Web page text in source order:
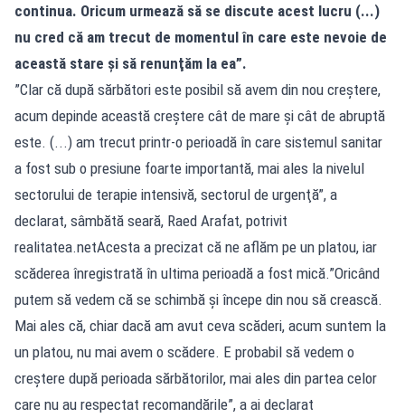
continua. Oricum urmează să se discute acest lucru (...)
nu cred că am trecut de momentul în care este nevoie de
această stare şi să renunţăm la ea”.
”Clar că după sărbători este posibil să avem din nou creştere,
acum depinde această creştere cât de mare şi cât de abruptă
este. (...) am trecut printr-o perioadă în care sistemul sanitar
a fost sub o presiune foarte importantă, mai ales la nivelul
sectorului de terapie intensivă, sectorul de urgenţă”, a
declarat, sâmbătă seară, Raed Arafat, potrivit
realitatea.netAcesta a precizat că ne aflăm pe un platou, iar
scăderea înregistrată în ultima perioadă a fost mică.”Oricând
putem să vedem că se schimbă şi începe din nou să crească.
Mai ales că, chiar dacă am avut ceva scăderi, acum suntem la
un platou, nu mai avem o scădere. E probabil să vedem o
creştere după perioada sărbătorilor, mai ales din partea celor
care nu au respectat recomandările”, a ai declarat